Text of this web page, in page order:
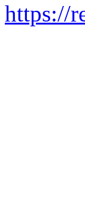
https://